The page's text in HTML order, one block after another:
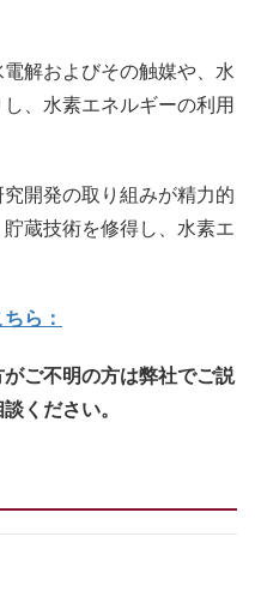
解およびその触媒や、水
、水素エネルギーの利用
開発の取り組みが精力的
蔵技術を修得し、水素エ
ら：
がご不明の方は弊社でご説
ください。